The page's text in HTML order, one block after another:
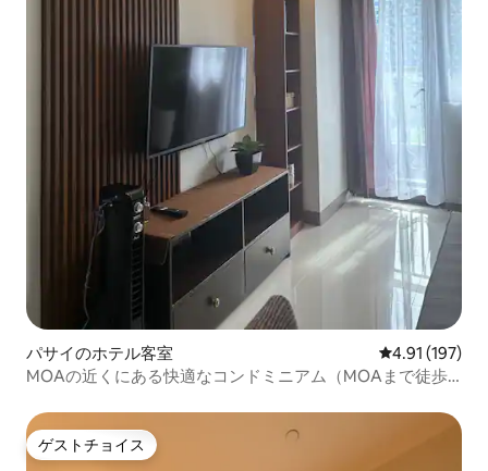
パサイのホテル客室 レビュー197
4.91 (197)
MOAの近くにある快適なコンドミニアム（MOAまで徒歩
ゲストチョイス
ゲストチョイス